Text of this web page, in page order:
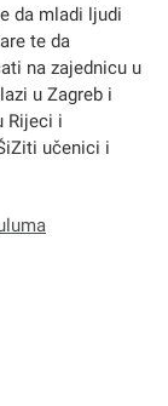
da mladi ljudi
te da
na zajednicu u
u Zagreb i
Rijeci i
učenici i